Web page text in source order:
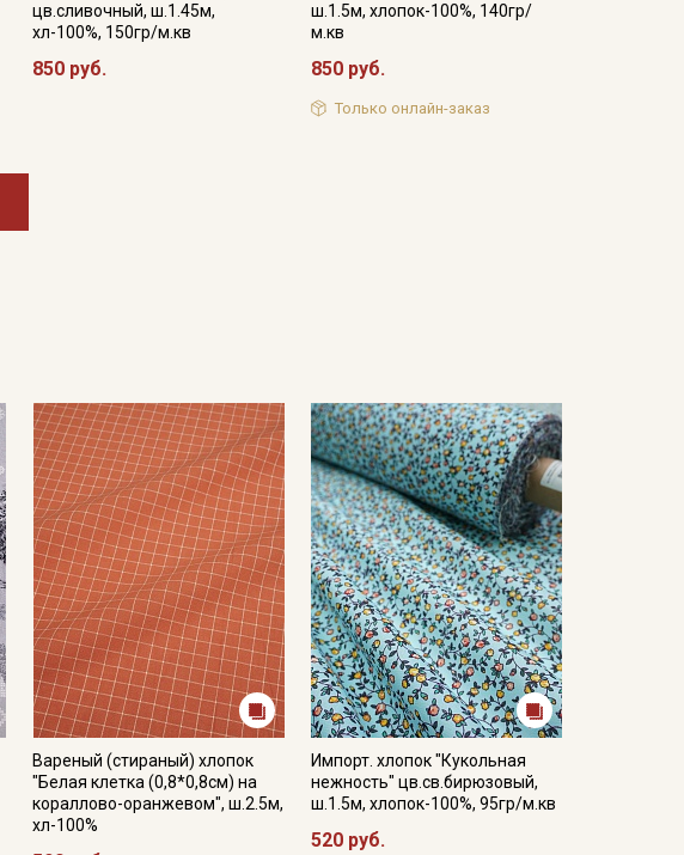
цв.сливочный, ш.1.45м,
хл-100%, 150гр/м.кв
850 руб.
ш.1.5м, хлопок-100%, 140гр/
м.кв
850 руб.
Только онлайн-заказ
Вареный (стираный) хлопок
"Белая клетка (0,8*0,8см) на
кораллово-оранжевом", ш.2.5м,
хл-100%
Импорт. хлопок "Кукольная
нежность" цв.св.бирюзовый,
ш.1.5м, хлопок-100%, 95гр/м.кв
520 руб.